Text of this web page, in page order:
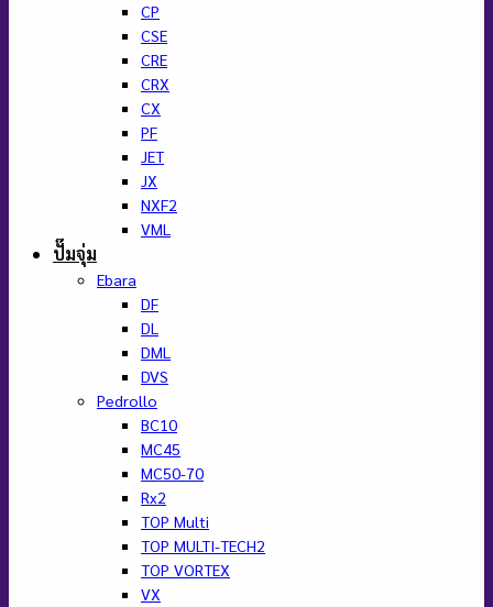
CP
CSE
CRE
CRX
CX
PF
JET
JX
NXF2
VML
ปั๊มจุ่ม
Ebara
DF
DL
DML
DVS
Pedrollo
BC10
MC45
MC50-70
Rx2
TOP Multi
TOP MULTI-TECH2
TOP VORTEX
VX